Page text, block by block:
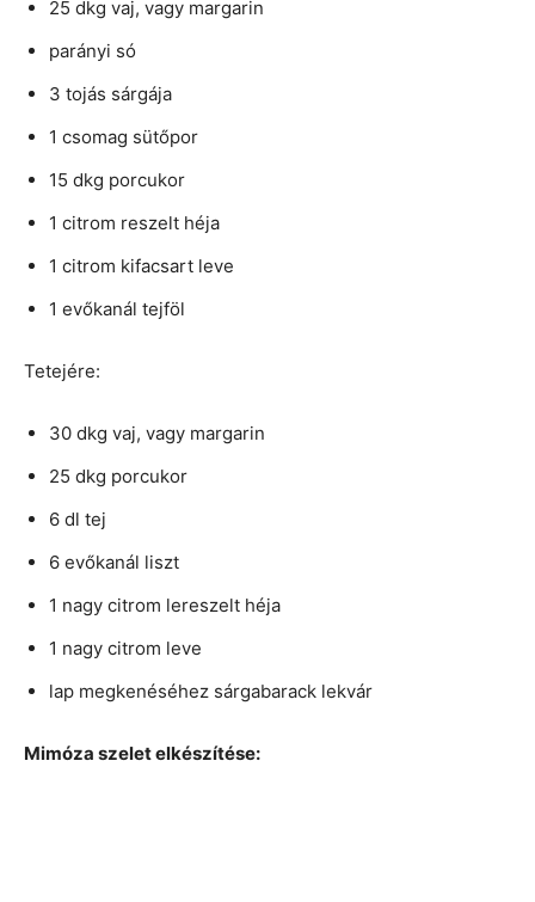
25 dkg vaj, vagy margarin
parányi só
3 tojás sárgája
1 csomag sütőpor
15 dkg porcukor
1 citrom reszelt héja
1 citrom kifacsart leve
1 evőkanál tejföl
Tetejére:
30 dkg vaj, vagy margarin
25 dkg porcukor
6 dl tej
6 evőkanál liszt
1 nagy citrom lereszelt héja
1 nagy citrom leve
lap megkenéséhez sárgabarack lekvár
Mimóza szelet elkészítése: